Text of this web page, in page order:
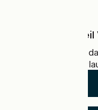
Was ist Accueil
Accueil Vélo ist
Radfahrer im